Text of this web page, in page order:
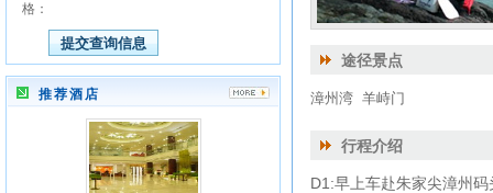
格：
推荐酒店
途径景点
漳州湾 羊峙门
行程介绍
D1:早上车赴朱家尖漳州